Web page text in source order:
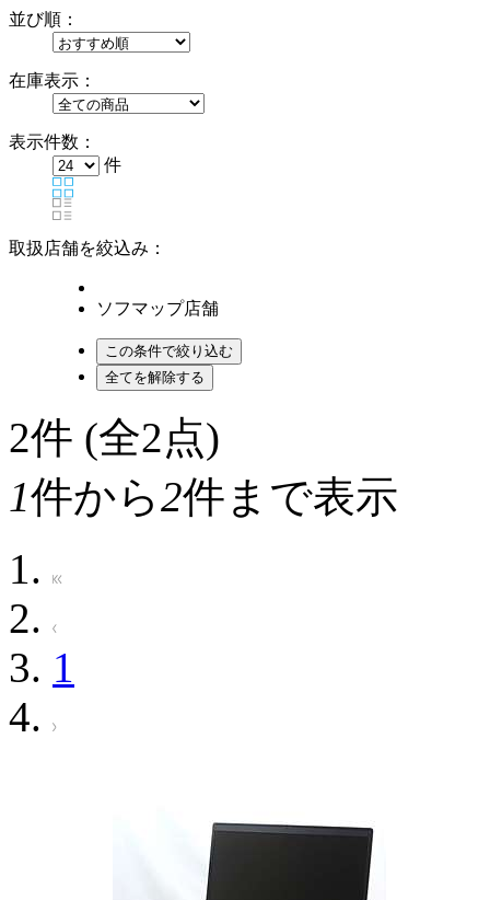
並び順：
在庫表示：
表示件数：
件
取扱店舗を絞込み：
ソフマップ店舗
2件 (全2点)
1件から2件まで表示
1